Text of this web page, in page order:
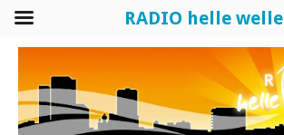
RADIO helle welle